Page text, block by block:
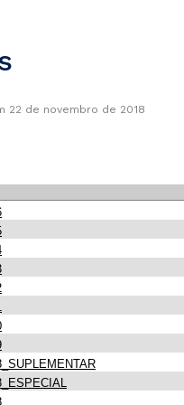
22 de novembro de 2018